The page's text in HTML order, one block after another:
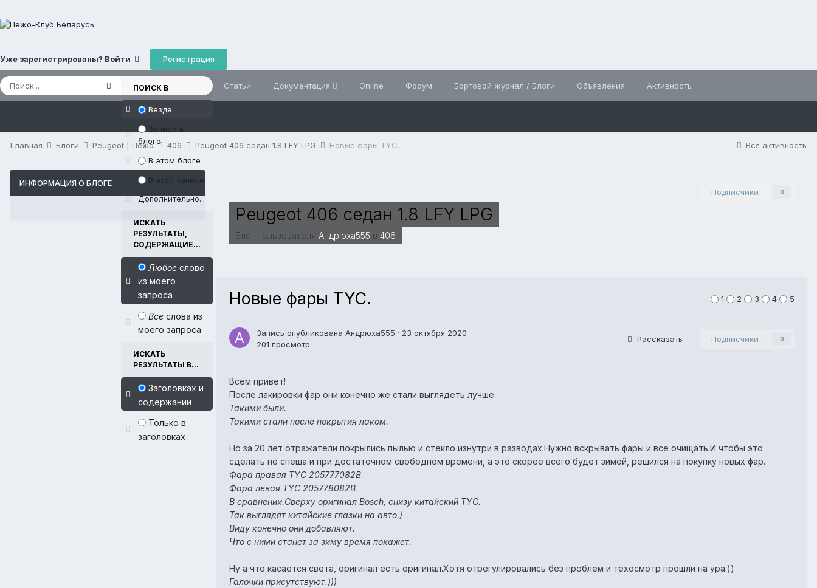
Уже зарегистрированы? Войти Регистрация
ПОИСК В
Везде
Записи в
блоге
В этом блоге
В этой записи
Дополнительно...
ИСКАТЬ
РЕЗУЛЬТАТЫ,
СОДЕРЖАЩИЕ...
Любое слово
из моего
запроса
Все слова из
моего запроса
ИСКАТЬ
РЕЗУЛЬТАТЫ В...
Заголовках и
содержании
Только в
заголовках
Статьи Документация Online Форум Бортовой журнал / Блоги Объявления Активность
Вся активность
Главная Блоги Peugeot | Пежо 406 Peugeot 406 седан 1.8 LFY LPG Новые фары TYC.
ИНФОРМАЦИЯ О БЛОГЕ
Подписчики
0
Peugeot 406 седан 1.8 LFY LPG
Блог пользователя Андрюха555 в 406
Новые фары TYC. 1 2 3 4 5
Запись опубликована Андрюха555 · 23 октября 2020
201 просмотр
Рассказать Подписчики 0
Всем привет!
После лакировки фар они конечно же стали выглядеть лучше.
Такими были.
Такими стали после покрытия лаком.
Но за 20 лет отражатели покрылись пылью и стекло изнутри в разводах.Нужно вскрывать фары и все очищать.И чтобы это
сделать не спеша и при достаточном свободном времени, а это скорее всего будет зимой, решился на покупку новых фар.
Фара правая TYC 205777082B
Фара левая TYC 205778082B
В сравнении.Сверху оригинал Bosch, снизу китайский TYC.
Так выглядят китайские глазки на авто.)
Виду конечно они добавляют.
Что с ними станет за зиму время покажет.
Ну а что касается света, оригинал есть оригинал.Хотя отрегулировались без проблем и техосмотр прошли на ура.))
Галочки присутствуют.)))